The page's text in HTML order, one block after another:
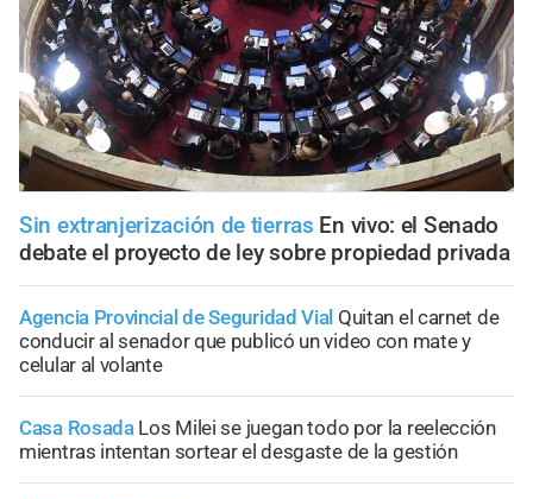
Sin extranjerización de tierras En vivo: el Senado
debate el proyecto de ley sobre propiedad privada
Agencia Provincial de Seguridad Vial Quitan el carnet de
conducir al senador que publicó un video con mate y
celular al volante
Casa Rosada Los Milei se juegan todo por la reelección
mientras intentan sortear el desgaste de la gestión